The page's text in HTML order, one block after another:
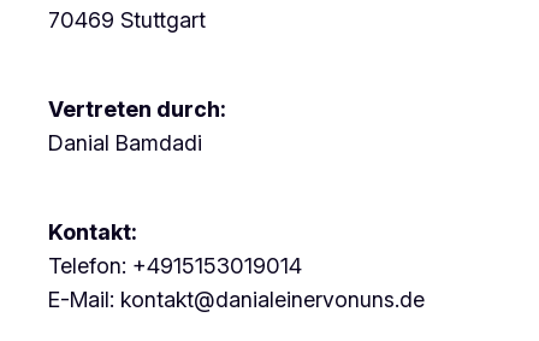
70469 Stuttgart
Vertreten durch:
Danial Bamdadi
Kontakt:
Telefon: +4915153019014
E-Mail: kontakt@danialeinervonuns.de